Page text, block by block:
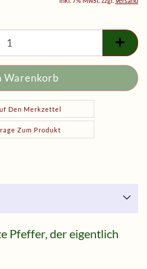
Den Merkzettel
Zum Produkt
Pfeffer, der eigentlich